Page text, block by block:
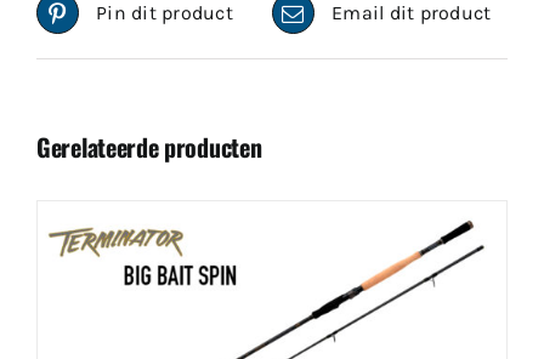
Pin dit product Email dit product
Gerelateerde producten